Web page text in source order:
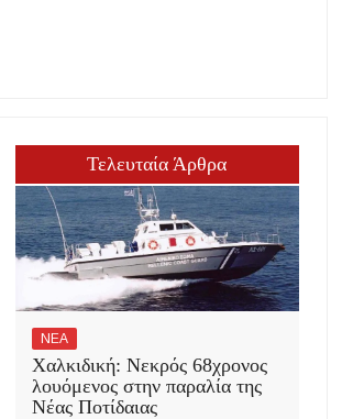
Τελευταία Άρθρα
ΝΕΑ
Χαλκιδική: Νεκρός 68χρονος
λουόμενος στην παραλία της
Νέας Ποτίδαιας